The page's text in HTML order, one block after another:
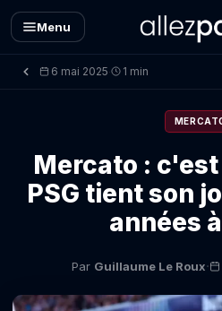
Menu
6 mai 2025· 1 min
Mercato :
PSG tient son
années
Par Guillaume Le Roux·